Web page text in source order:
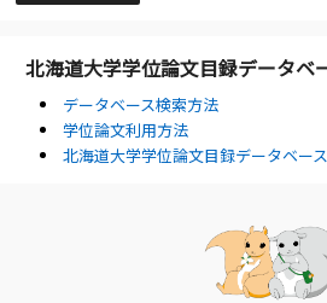
北海道大学学位論文目録データベ
データベース検索方法
学位論文利用方法
北海道大学学位論文目録データベー